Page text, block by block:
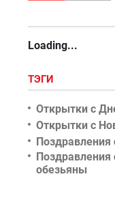
Loading...
ТЭГИ
Открытки с
Открытки с
обезьяны